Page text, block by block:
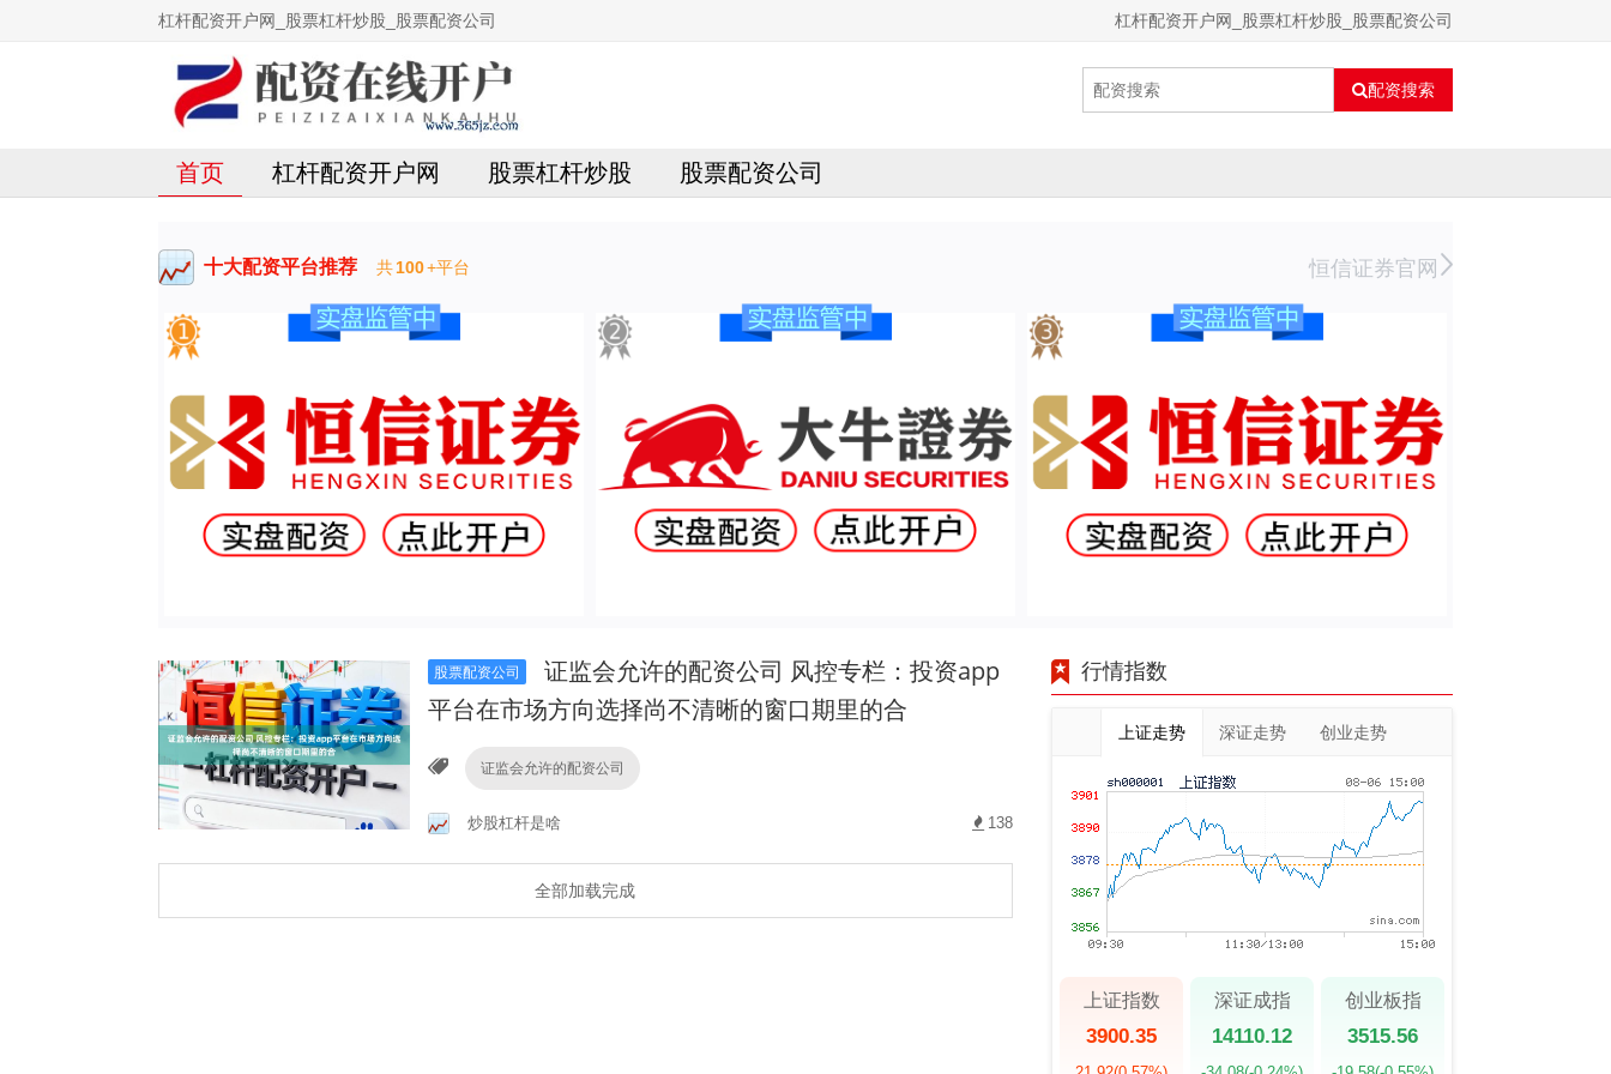
杠杆配资开户网_股票杠杆炒股_股票配资公司 杠杆配资开户网_股票杠杆炒股_股票配资公司
配资搜索
首页 杠杆配资开户网 股票杠杆炒股 股票配资公司
十大配资平台推荐 共100+平台 恒信证券官网
股票配资公司
证监会允许的配资公司 风控专栏：投资app
平台在市场方向选择尚不清晰的窗口期里的合
证监会允许的配资公司
炒股杠杆是啥 138
全部加载完成
行情指数
上证走势 深证走势 创业走势
上证指数
3900.35
深证成指
14110.12
创业板指
3515.56